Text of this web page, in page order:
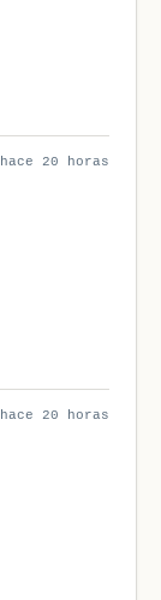
hace 20 horas
hace 20 horas